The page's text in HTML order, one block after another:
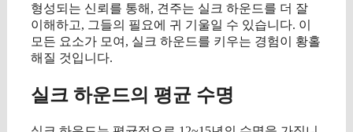
형성되는 신뢰를 통해, 견주는 실크 하운드를 더 잘
이해하고, 그들의 필요에 귀 기울일 수 있습니다. 이
모든 요소가 모여, 실크 하운드를 키우는 경험이 황홀
해질 것입니다.
실크 하운드의 평균 수명